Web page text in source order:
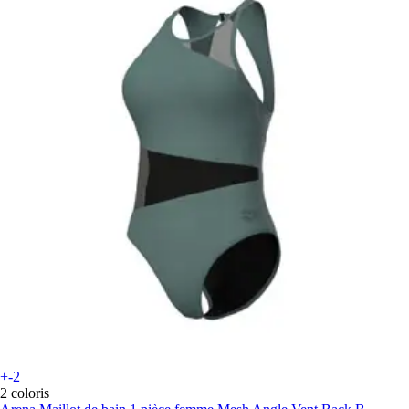
+-2
2 coloris